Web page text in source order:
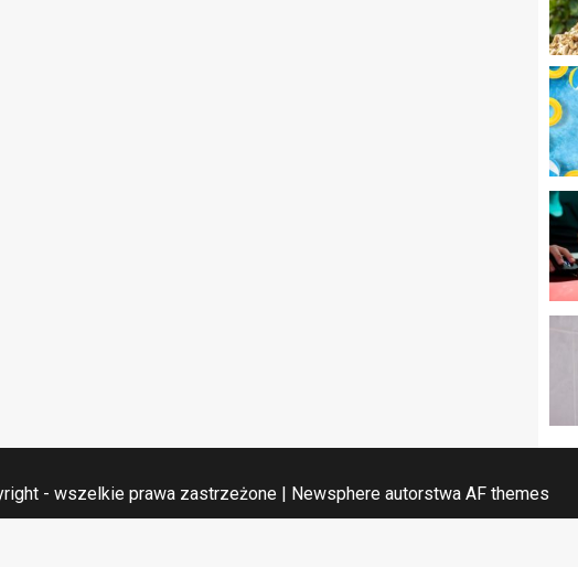
- wszelkie prawa zastrzeżone | Newsphereautorstwa AF themes